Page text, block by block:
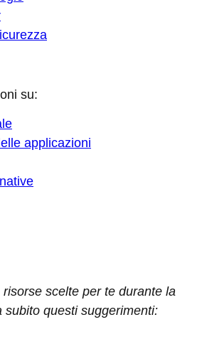
su:
applicazioni
scelte per te durante la
subito questi suggerimenti: